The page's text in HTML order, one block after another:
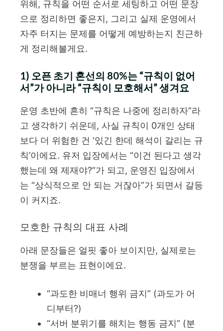
위해, 규칙을 어떤 순서로 세팅하고 어떤 문장
으로 정리하면 좋은지, 그리고 실제 운영에서
자주 터지는 문제를 어떻게 예방하는지 친근하
게 정리해볼게요.
1) 오픈 초기 혼선의 80%는 “규칙이 없어
서”가 아니라 “규칙이 모호해서” 생겨요
운영 초반에 흔히 “규칙은 나중에 정리하자”라
고 생각하기 쉬운데, 사실 규칙이 0개인 상태
보다 더 위험한 건 ‘있긴 한데 해석이 갈리는 규
칙’이에요. 유저 입장에서는 “이건 된다고 생각
했는데 왜 제재야?”가 되고, 운영진 입장에서
는 “상식적으로 안 되는 거잖아”가 되면서 갈등
이 커지죠.
모호한 규칙의 대표 사례
아래 문장들은 얼핏 좋아 보이지만, 실제로는
분쟁을 부르는 표현이에요.
“과도한 비매너 행위 금지” (과도가 어
디부터?)
“서버 분위기를 해치는 행동 금지” (분